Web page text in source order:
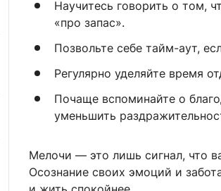
Научитесь говорить о том,
«про запас».
Позвольте себе тайм-аут,
Регулярно уделяйте время
Почаще вспоминайте о
уменьшить
Мелочи — это лишь сигнал, что
Осознание своих эмоций и